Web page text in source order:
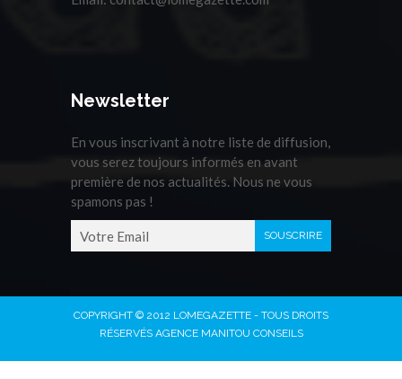
Newsletter
En vous inscrivant à notre liste de diffusion,
vous serez toujours informés en avant
première de nos actualités. Nous ne vous
spamons pas !
COPYRIGHT © 2012 LOMEGAZETTE - TOUS DROITS
RÉSERVÉS AGENCE MANITOU CONSEILS